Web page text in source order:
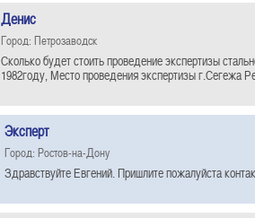
Денис
Город: Петрозаводск
Сколько будет стоить проведение экспертизы
1982году, Место проведения экспертизы г.Сегежа
Эксперт
Город: Ростов-на-Дону
Здравствуйте Евгений. Пришлите пожалуйста